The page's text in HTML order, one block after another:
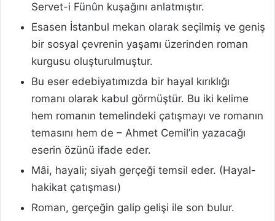
Servet-i Fünûn kuşağını anlatmıştır.
Esasen İstanbul mekan olarak seçilmiş ve geniş
bir sosyal çevrenin yaşamı üzerinden roman
kurgusu oluşturulmuştur.
Bu eser edebiyatımızda bir hayal kırıklığı
romanı olarak kabul görmüştür. Bu iki kelime
hem romanın temelindeki çatışmayı ve romanın
temasını hem de – Ahmet Cemil’in yazacağı
eserin özünü ifade eder.
Mâi, hayali; siyah gerçeği temsil eder. (Hayal-
hakikat çatışması)
Roman, gerçeğin galip gelişi ile son bulur.